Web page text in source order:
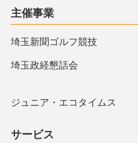
主催事業
埼玉新聞ゴルフ競技
埼玉政経懇話会
ジュニア・エコタイムス
サービス